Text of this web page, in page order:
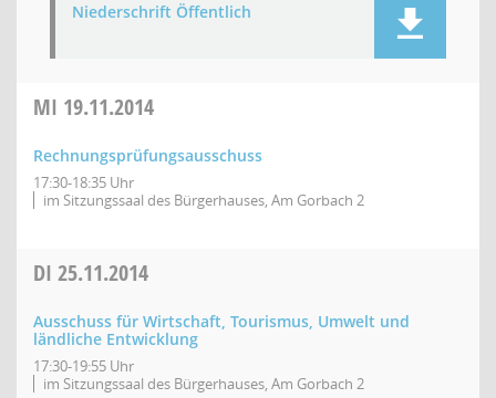
Niederschrift Öffentlich
MI 19.11.2014
Rechnungsprüfungsausschuss
17:30-18:35 Uhr
im Sitzungssaal des Bürgerhauses, Am Gorbach 2
DI 25.11.2014
Ausschuss für Wirtschaft, Tourismus, Umwelt und
ländliche Entwicklung
17:30-19:55 Uhr
im Sitzungssaal des Bürgerhauses, Am Gorbach 2